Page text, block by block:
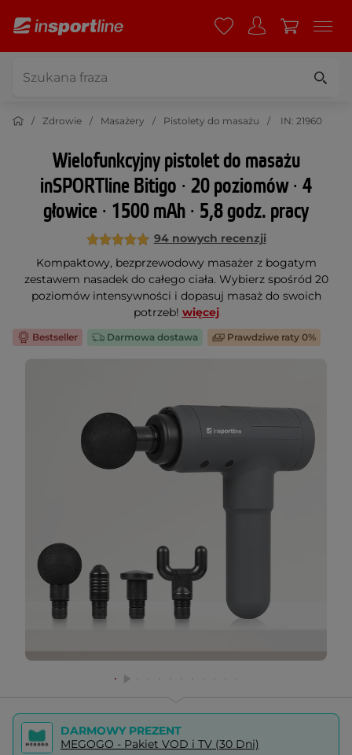
Zdrowie Masażery Pistolety do masażu IN: 21960
Wielofunkcyjny pistolet do masażu
inSPORTline Bitigo ∙ 20 poziomów ∙ 4
głowice ∙ 1500 mAh ∙ 5,8 godz. pracy
94 nowych recenzji
Kompaktowy, bezprzewodowy masażer z bogatym
zestawem nasadek do całego ciała. Wybierz spośród 20
poziomów intensywności i dopasuj masaż do swoich
potrzeb! więcej
Bestseller Darmowa dostawa Prawdziwe raty 0%
DARMOWY PREZENT
MEGOGO - Pakiet VOD i TV (30 Dni)